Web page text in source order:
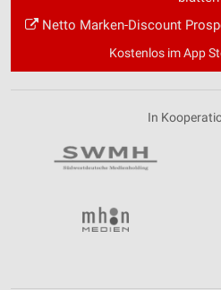
Netto Marken-Discount
Kostenlos im App
In